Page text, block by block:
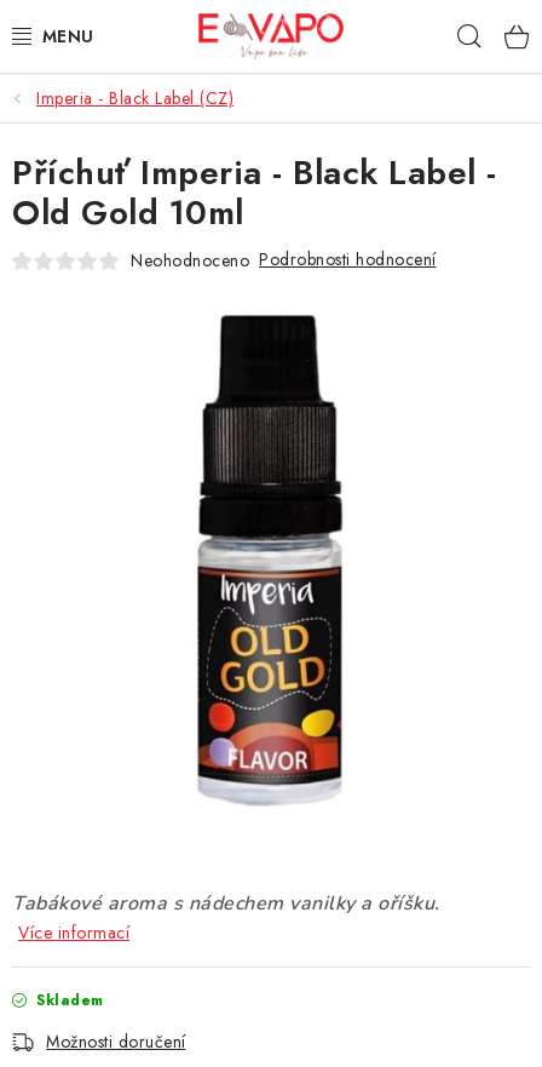
na
3D TISK
TIPY ZA DOBROU CENU
AROMATA A PŘÍCHUTĚ
DÁRKOVÉ VOUCHERY
ATOMIZÉRY A CARTRIDGE
NIKOTINOVÝ FILM
ZNAČKY
Imperia - Black Label (CZ)
Tabákové aroma s nádechem vanilky a oříšku.
Více informací
Skladem
Možnosti doručení
Příchuť Imperia - Black Label -
Old Gold 10ml
Neohodnoceno Podrobnosti hodnocení